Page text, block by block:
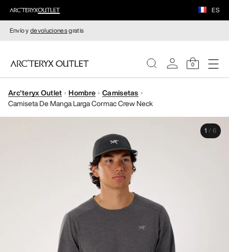
ES
Envío ydevolucionesgratis
0
MUJERE
Arc'teryx Outlet Hombre
Camisetas
Camiseta De Manga Larga Cormac Crew Neck
1 / 6